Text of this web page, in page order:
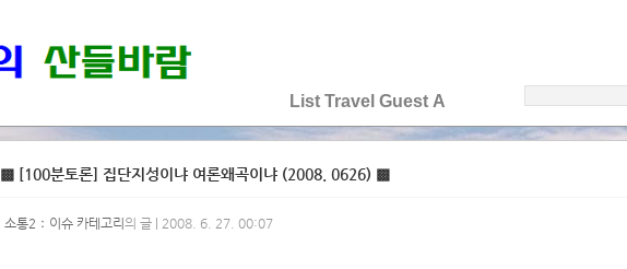
List Travel Guest A
▩ [100분토론] 집단지성이냐 여론왜곡이냐 (2008. 0626) ▩
소통2：이슈 카테고리 의 글 | 2008. 6. 27. 00:07